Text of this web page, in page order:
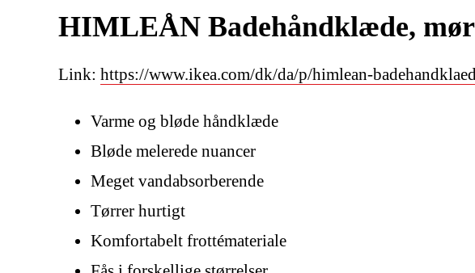
HIMLEÅN Badehåndklæde,
Link: https://www.ikea.com/dk/da/p/himlean-
Varme og bløde håndklæde
Bløde melerede nuancer
Meget vandabsorberende
Tørrer hurtigt
Komfortabelt frottémateriale